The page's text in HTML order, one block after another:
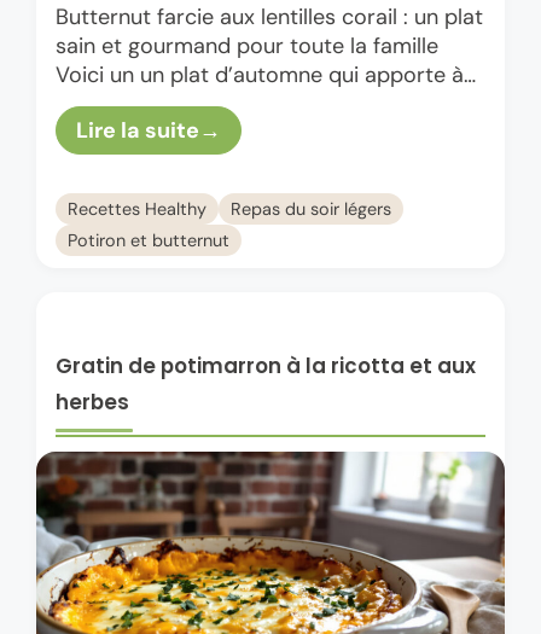
Butternut farcie aux lentilles corail : un plat
sain et gourmand pour toute la famille
Voici un un plat d’automne qui apporte à
la fois réconfort et équilibre : la …
Lire la suite
Recettes Healthy
Repas du soir légers
Potiron et butternut
Gratin de potimarron à la ricotta et aux
herbes